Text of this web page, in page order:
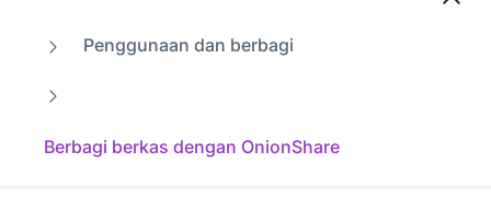
Penggunaan dan berbagi
Berbagi berkas dengan OnionShare